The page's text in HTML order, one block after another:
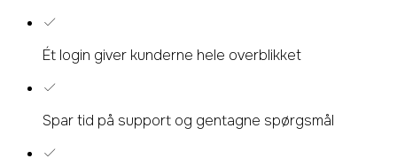
Ét login giver kunderne hele overblikket
Spar tid på support og gentagne spørgsmål